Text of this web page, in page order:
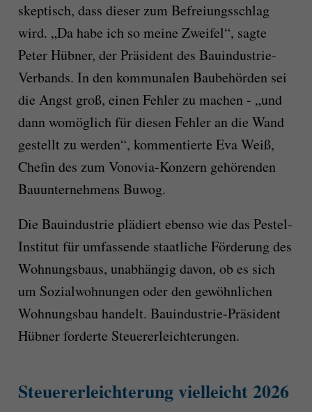
skeptisch, dass dieser zum Befreiungsschlag
wird. „Da habe ich so meine Zweifel“, sagte
Peter Hübner, der Präsident des Bauindustrie-
Verbands. In den kommunalen Baubehörden sei
die Angst groß, einen Fehler zu machen - „und
dann womöglich für diesen Fehler an die Wand
gestellt zu werden“, kommentierte Eva Weiß,
Chefin des zum Vonovia-Konzern gehörenden
Bauunternehmens Buwog.
Die Bauindustrie plädiert ebenso wie das Pestel-
Institut für umfassende staatliche Förderung des
Wohnungsbaus, unabhängig davon, ob es sich
um Sozialwohnungen oder den gewöhnlichen
Wohnungsbau handelt. Bauindustrie-Präsident
Hübner forderte Steuererleichterungen.
Steuererleichterung vielleicht 2026